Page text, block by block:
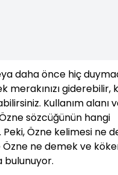
daha önce hiç
merakınızı giderebilir,
Kullanım alanı
sözcüğünün hangi
Peki, Özne kelimesi ne
ne demek ve
bulunuyor.